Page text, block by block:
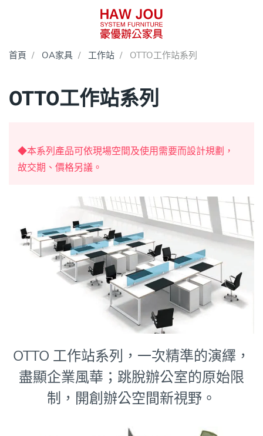
首頁 OA家具 工作站 OTTO工作站系列
OTTO工作站系列
◆本系列產品可依現場空間及使用需要而設計規劃，
故交期、價格另議。
OTTO 工作站系列，一次精準的演繹，
盡顯企業風華；跳脫辦公室的原始限
制，開創辦公空間新視野。